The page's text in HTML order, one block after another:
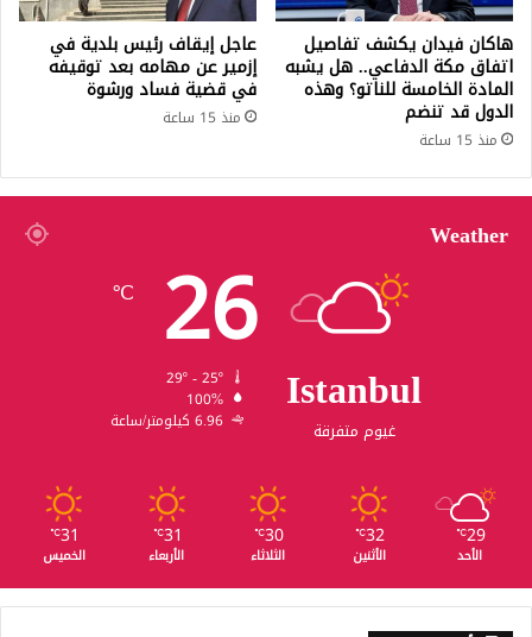
هاكان فيدان يكشف تفاصيل
اتفاق مكة الدفاعي.. هل يشبه
المادة الخامسة للناتو؟ وهذه
الدول قد تنضم
منذ 15 ساعة
عاجل إيقاف رئيس بلدية في
إزمير عن مهامه بعد توقيفه
في قضية فساد ورشوة
منذ 15 ساعة
Weather
Istanbul
غيوم متفرقة
26
℃
100%
6.96 كيلومتر/ساعة
29
℃
الأحد
32
℃
الأثنين
30
℃
الثلاثاء
31
℃
الأربعاء
31
℃
الخميس